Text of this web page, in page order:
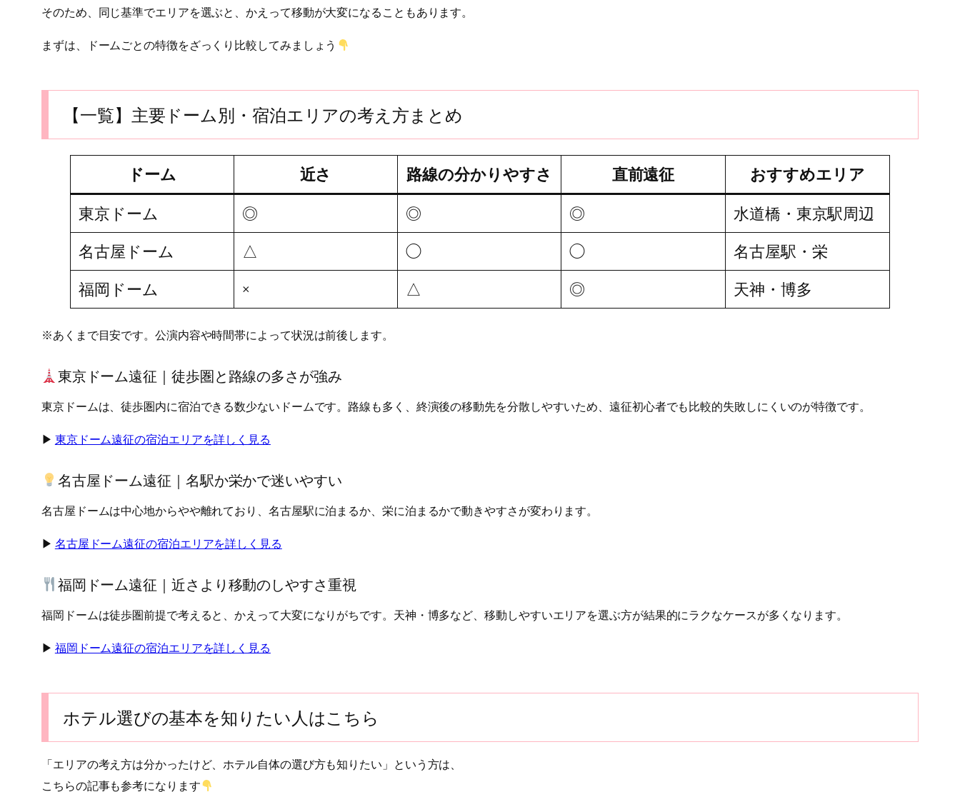
そのため、同じ基準でエリアを選ぶと、かえって移動が大変になることもあります。
まずは、ドームごとの特徴をざっくり比較してみましょう
【一覧】主要ドーム別・宿泊エリアの考え方まとめ
ドーム 近さ 路線の分かりやすさ 直前遠征
おすすめエリア
東京ドーム
◎ ◎ ◎
水道橋・東京駅周辺
名古屋ドーム
△ ◯ ◯
名古屋駅・栄
福岡ドーム
× △ ◎ 天神・博多
※あくまで目安です。公演内容や時間帯によって状況は前後します。
東京ドーム遠征｜徒歩圏と路線の多さが強み
東京ドームは、徒歩圏内に宿泊できる数少ないドームです。路線も多く、終演後の移動先を分散しやすいため、遠征初心者でも比較的失敗しにくいのが特徴です。
▶︎ 東京ドーム遠征の宿泊エリアを詳しく見る
名古屋ドーム遠征｜名駅か栄かで迷いやすい
名古屋ドームは中心地からやや離れており、名古屋駅に泊まるか、栄に泊まるかで動きやすさが変わります。
▶︎ 名古屋ドーム遠征の宿泊エリアを詳しく見る
福岡ドーム遠征｜近さより移動のしやすさ重視
福岡ドームは徒歩圏前提で考えると、かえって大変になりがちです。天神・博多など、移動しやすいエリアを選ぶ方が結果的にラクなケースが多くなります。
▶︎ 福岡ドーム遠征の宿泊エリアを詳しく見る
ホテル選びの基本を知りたい人はこちら
「エリアの考え方は分かったけど、ホテル自体の選び方も知りたい」という方は、
こちらの記事も参考になります